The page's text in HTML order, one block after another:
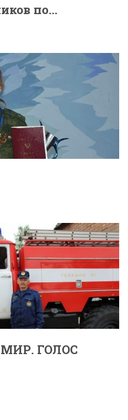
по...
ГОЛОС